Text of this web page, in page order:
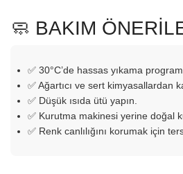
🧼 BAKIM
✅ 30°C’de hassas yıkama
✅ Ağartıcı ve sert kimyasallardan
✅ Düşük ısıda ütü yapın.
✅ Kurutma makinesi yerine doğal
✅ Renk canlılığını korumak için